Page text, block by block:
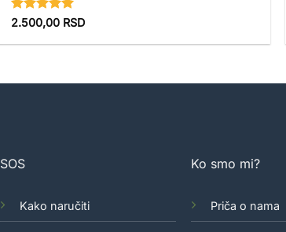
Ocenjeno
2.500,00 RSD
SOS
Kako naručiti
Ko smo mi?
Priča o nama